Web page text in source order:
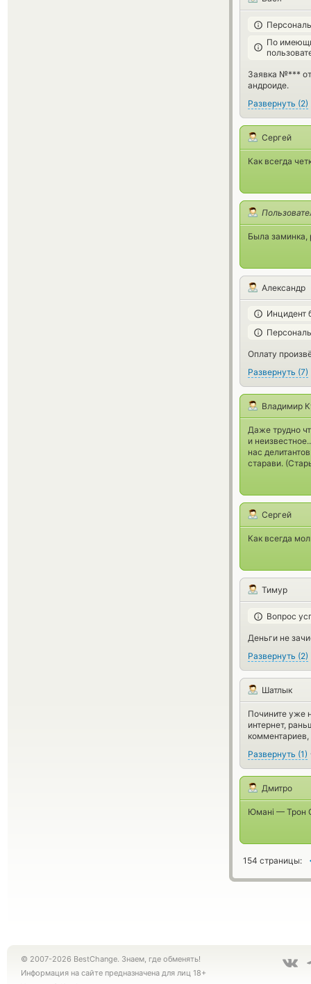
По
Заявка №***
андроиде.
Развернуть (2)
Сергей
Как всегда
Была заминка,
Александр
Инцидент
Оплату
Развернуть (7)
Владимир
Даже трудно
и
нас
старави.
Сергей
Как всегда
Тимур
Вопрос
Деньги не
Развернуть (2)
Шатлык
Почините уже
интернет,
Развернуть (1)
Дмитро
Юмані — Трон
154 страницы:
© 2007-2026 BestChange. Знаем, где обменять!
Информация на сайте предназначена для лиц 18+